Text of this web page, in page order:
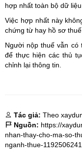
hợp nhất toàn bộ dữ
Việc hợp nhất này
chứng từ hay hồ sơ
Người nộp thuế vẫn có
để thực hiện các thủ
chỉnh lại thông tin.
Tác giả: Theo
Nguồn: https://
nhan-thay-cho-ma-so-
nganh-thue-